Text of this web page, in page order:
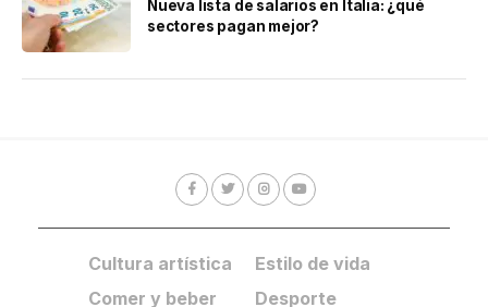
Nueva lista de salarios en Italia: ¿qué
sectores pagan mejor?
Cultura artística
Comer y beber
Estilo de vida
Desporte